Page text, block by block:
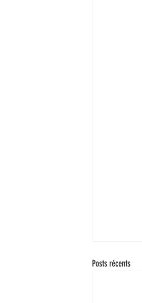
Posts récents